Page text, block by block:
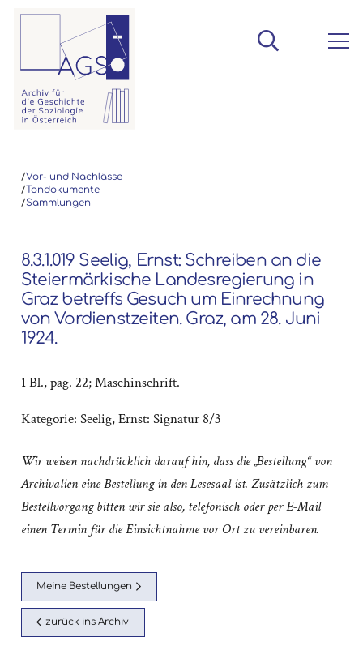
/Vor- und Nachlässe
/Tondokumente
/Sammlungen
8.3.1.019 Seelig, Ernst: Schreiben an die
Steiermärkische Landesregierung in
Graz betreffs Gesuch um Einrechnung
von Vordienstzeiten. Graz, am 28. Juni
1924.
1 Bl., pag. 22; Maschinschrift.
Kategorie: Seelig, Ernst: Signatur 8/3
Wir weisen nachdrücklich darauf hin, dass die „Bestellung“ von
Archivalien eine Bestellung in den Lesesaal ist. Zusätzlich zum
Bestellvorgang bitten wir sie also, telefonisch oder per E-Mail
einen Termin für die Einsichtnahme vor Ort zu vereinbaren.
Meine Bestellungen
zurück ins Archiv